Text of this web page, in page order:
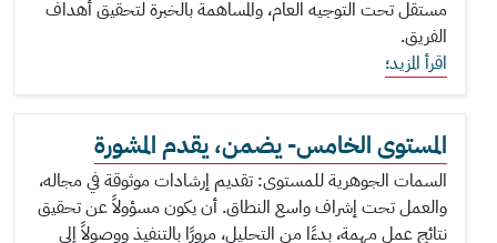
مستقل تحت التوجيه العام، والمساهمة بالخبرة لتحقيق أهداف
الفريق.
اقرأ المزيد؛
المستوى الخامس- يضمن، يقدم المشورة
السمات الجوهرية للمستوى: تقديم إرشادات موثوقة في مجاله،
والعمل تحت إشراف واسع النطاق. أن يكون مسؤولاً عن تحقيق
نتائج عمل مهمة، بدءًا من التحليل، مرورًا بالتنفيذ ووصولاً إلى